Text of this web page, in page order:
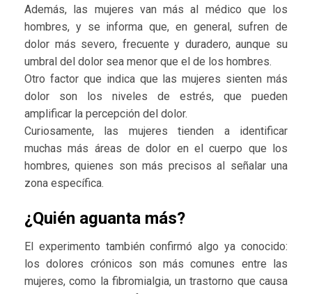
Además, las mujeres van más al médico que los
hombres, y se informa que, en general, sufren de
dolor más severo, frecuente y duradero, aunque su
umbral del dolor sea menor que el de los hombres.
Otro factor que indica que las mujeres sienten más
dolor son los niveles de estrés, que pueden
amplificar la percepción del dolor.
Curiosamente, las mujeres tienden a identificar
muchas más áreas de dolor en el cuerpo que los
hombres, quienes son más precisos al señalar una
zona específica.
¿Quién aguanta más?
El experimento también confirmó algo ya conocido:
los dolores crónicos son más comunes entre las
mujeres, como la fibromialgia, un trastorno que causa